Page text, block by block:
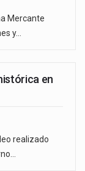
Mercante
y…
en
realizado